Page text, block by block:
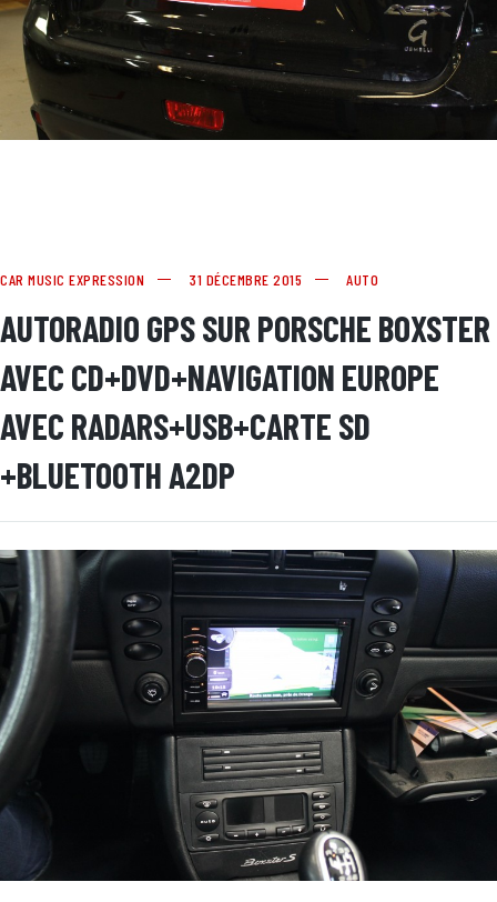
CAR MUSIC EXPRESSION 31 DÉCEMBRE 2015 AUTO
AUTORADIO GPS SUR PORSCHE BOXSTER
AVEC CD+DVD+NAVIGATION EUROPE
AVEC RADARS+USB+CARTE SD
+BLUETOOTH A2DP